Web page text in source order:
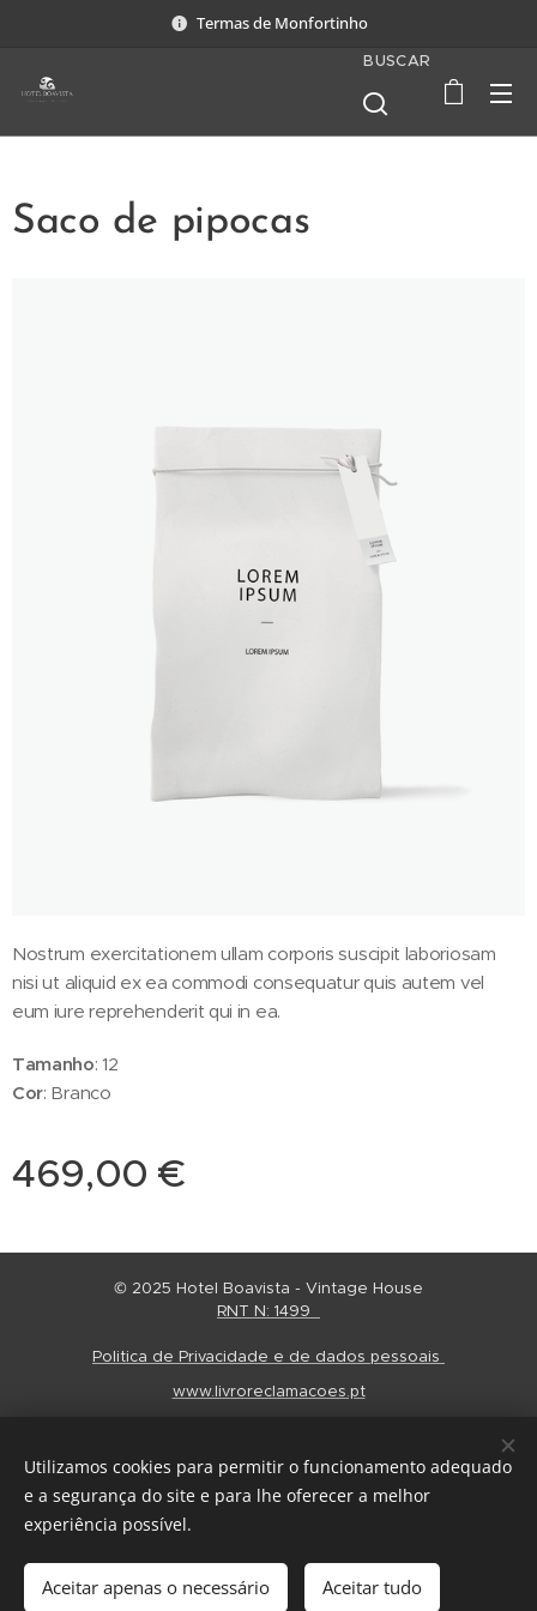
Termas de Monfortinho
BUSCAR
Saco de pipocas
Nostrum exercitationem ullam corporis suscipit laboriosam
nisi ut aliquid ex ea commodi consequatur quis autem vel
eum iure reprehenderit qui in ea.
Tamanho: 12
Cor: Branco
469,00 €
Adicionar ao carrinho
© 2025 Hotel Boavista - Vintage House
RNT N: 1499
Politica de Privacidade e de dados pessoais
www.livroreclamacoes.pt
Idiomas
Português
English Español
Utilizamos cookies para permitir o funcionamento adequado
e a segurança do site e para lhe oferecer a melhor
experiência possível.
Aceitar apenas o necessário Aceitar tudo